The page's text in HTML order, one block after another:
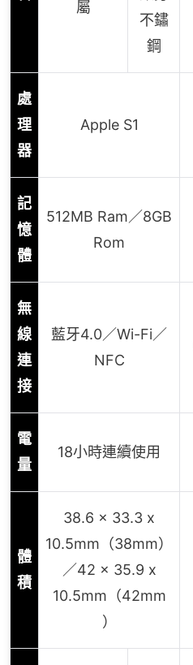
屬
不鏽
鋼
處
理
器
Apple S1
記
憶
體
512MB Ram／8GB
Rom
無
線
連
接
藍牙4.0／Wi-Fi／
NFC
電
量
18小時連續使用
體
積
38.6 x 33.3 x
10.5mm（38mm）
／42 x 35.9 x
10.5mm（42mm
）